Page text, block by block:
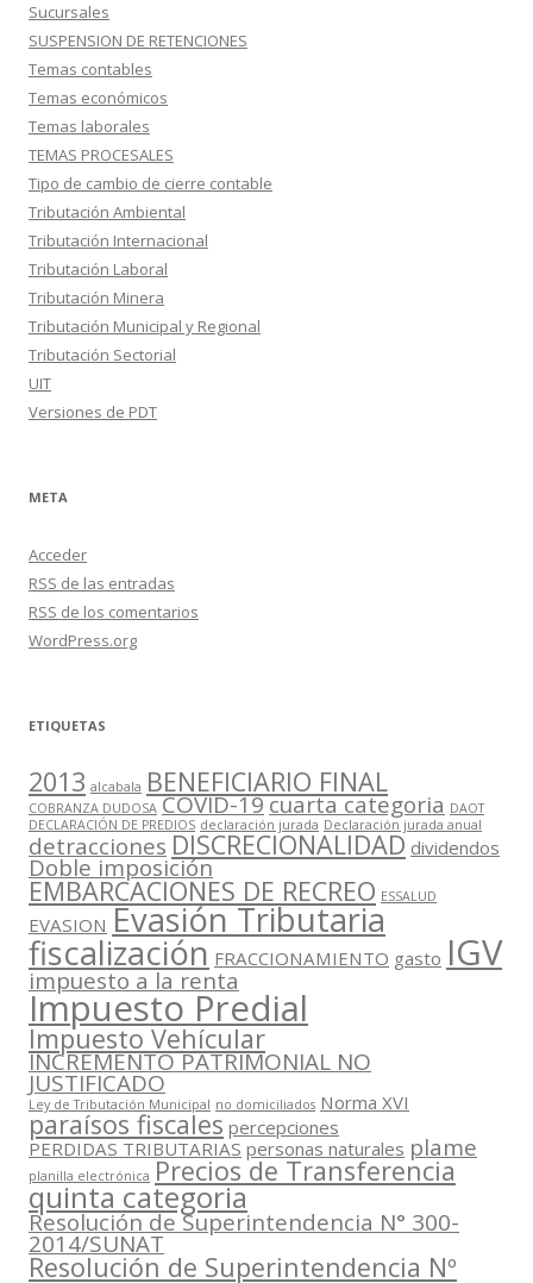
Sucursales
SUSPENSION DE RETENCIONES
Temas contables
Temas económicos
Temas laborales
TEMAS PROCESALES
Tipo de cambio de cierre contable
Tributación Ambiental
Tributación Internacional
Tributación Laboral
Tributación Minera
Tributación Municipal y Regional
Tributación Sectorial
UIT
Versiones de PDT
META
Acceder
RSS de las entradas
RSS de los comentarios
WordPress.org
ETIQUETAS
2013 alcabala BENEFICIARIO FINAL
COBRANZA DUDOSA COVID-19cuarta categoria DAOT
DECLARACIÓN DE PREDIOS declaración jurada Declaración jurada anual
detracciones DISCRECIONALIDAD dividendos
Doble imposición
EMBARCACIONES DE RECREO ESSALUD
EVASION Evasión Tributaria
fiscalización FRACCIONAMIENTO gasto IGV
impuesto a la renta
Impuesto Predial
Impuesto Vehícular
INCREMENTO PATRIMONIAL NO
JUSTIFICADO
Ley de Tributación Municipal no domiciliados Norma XVI
paraísos fiscales percepciones
PERDIDAS TRIBUTARIAS personas naturales plame
planilla electrónica Precios de Transferencia
quinta categoria
Resolución de Superintendencia N° 300-
2014/SUNAT
Resolución de Superintendencia Nº